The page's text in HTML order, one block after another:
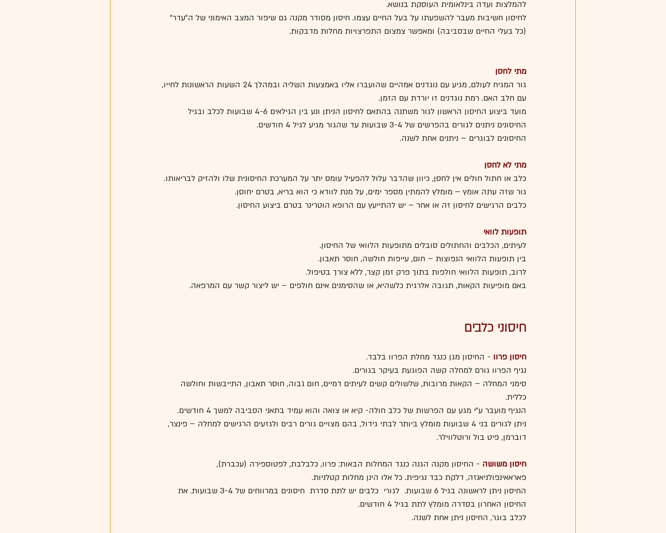
להמלצות ועדה בינלאומית העוסקת בנושא.
לחיסון חשיבות מעבר להשפעתו על בעל החיים עצמו. חיסון מסודר מקנה גם שיפור המצב האימוני של ה"עדר"
(כל בעלי החיים שבסביבה) ומאפשר צמצום התפרצויות מחלות מדבקות.
מתי לחסן
גור המגיח לעולם, מגיע עם נוגדנים אמהיים שהועברו אליו באמצעות השליה ובמהלך 24 השעות הראשונות לחייו,
עם חלב האם. רמת נוגדנים זו יורדת עם הזמן.
מועד ביצוע החיסון הראשון לגור משתנה בהתאם לחיסון הניתן ונע בין הגילאים 4-6 שבועות לכלב ובגיל
החיסונים ניתנים לגורים בהפרשים של 3-4 שבועות עד שהגור מגיע לגיל 4 חודשים.
החיסונים לבוגרים – ניתנים אחת לשנה.
מתי לא לחסן
כלב או חתול חולים אין לחסן, כיוון שהדבר עלול להפעיל עומס יתר על המערכת החיסונית שלו ולהזיק לבריאותו.
גור שזה עתה אומץ – מומלץ להמתין מספר ימים, על מנת לוודא כי הוא בריא, בטרם יחוסן.
כלבים הרגישים לחיסון זה או אחר – יש להתייעץ עם הרופא הוטרינר בטרם ביצוע החיסון.
תופעות לוואי
לעיתים, הכלבים והחתולים סובלים מתופעות הלוואי של החיסון.
בין תופעות הלוואי הנפוצות – חום, עייפות חולשה, חוסר תאבון.
לרוב, תופעות הלוואי חולפות בתוך פרק זמן קצר, ללא צורך בטיפול.
באם מופיעות הקאות, תגובה אלרגית כלשהיא, או שהסימנים אינם חולפים – יש ליצור קשר עם המרפאה.
חיסוני כלבים
חיסון פרוו - החיסון מגן כנגד מחלת הפרוו בלבד.
נגיף הפרוו גורם למחלה קשה הפוגעת בעיקר בגורים.
סימני המחלה – הקאות מרובות, שלשולים קשים לעיתים דמיים, חום גבוה, חוסר תאבון, התייבשות וחולשה
כללית.
הנגיף מועבר ע"י מגע עם הפרשות של כלב חולה- קיא או צואה והוא עמיד בתאני הסביבה למשך 4 חודשים.
ניתן לגורים בני 4 שבועות מומלץ ביותר לבתי גידול, בהם מצויים גורים רבים ולגזעים הרגישים למחלה – פינצר,
דוברמן, פיט בול ורוטלווילר.
חיסון משושה - החיסון מקנה הגנה כנגד המחלות הבאות: פרוו, כלבלבת, לפטוספירה (עכברת),
פאראאינפולניאנזה, דלקת כבד נגיפית. כל אלו הינן מחלות קטלניות.
החיסון ניתן לראשונה בגיל 6 שבועות.  לגורי  כלבים יש לתת סדרת  חיסונים במרווחים של 3-4 שבועות. את
החיסון האחרון בסדרה מומלץ לתת בגיל 4 חודשים.
לכלב בוגר, החיסון ניתן אחת לשנה.